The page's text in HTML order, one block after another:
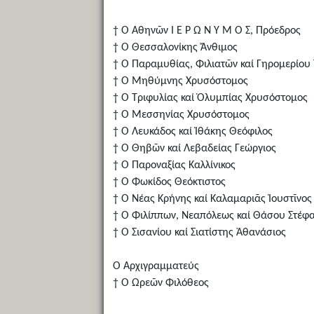
† Ὁ Ἀθηνῶν Ι Ε Ρ Ω Ν Υ Μ Ο Σ, Πρόεδρος
† Ὁ Θεσσαλονίκης Ἄνθιμος
† Ὁ Παραμυθίας, Φιλιατῶν καί Γηρομερίου
† Ὁ Μηθύμνης Χρυσόστομος
† Ὁ Τριφυλίας καί Ὀλυμπίας Χρυσόστομος
† Ὁ Μεσσηνίας Χρυσόστομος
† Ὁ Λευκάδος καί Ἰθάκης Θεόφιλος
† Ὁ Θηβῶν καί Λεβαδείας Γεώργιος
† Ὁ Παροναξίας Καλλίνικος
† Ὁ Φωκίδος Θεόκτιστος
† Ὁ Νέας Κρήνης καί Καλαμαριᾶς Ἰουστῖνος
† Ὁ Φιλίππων, Νεαπόλεως καί Θάσου
† Ὁ Σισανίου καί Σιατίστης Ἀθανάσιος
Ὁ Ἀρχιγραμματεύς
† Ὁ Ὠρεῶν Φιλόθεος